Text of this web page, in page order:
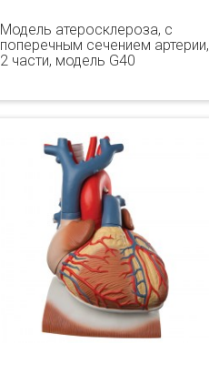
Модель атеросклероза, с
поперечным сечением артерии,
2 части, модель G40